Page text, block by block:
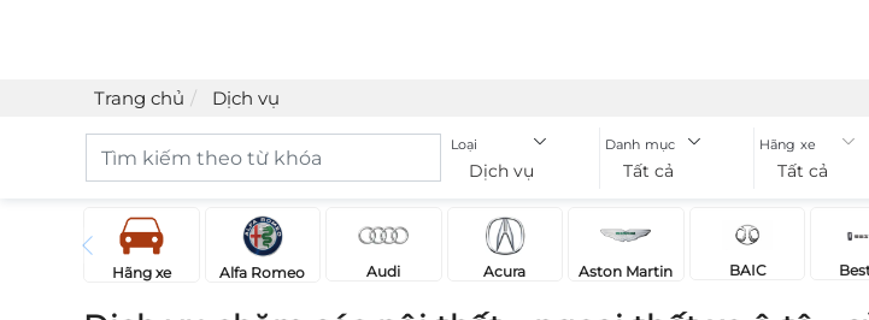
Trang chủ Dịch vụ
Loại
Dịch vụ
Danh mục
Tất cả
Hãng xe
Tất cả
Hãng xe Alfa Romeo Audi Acura Aston Martin BAIC